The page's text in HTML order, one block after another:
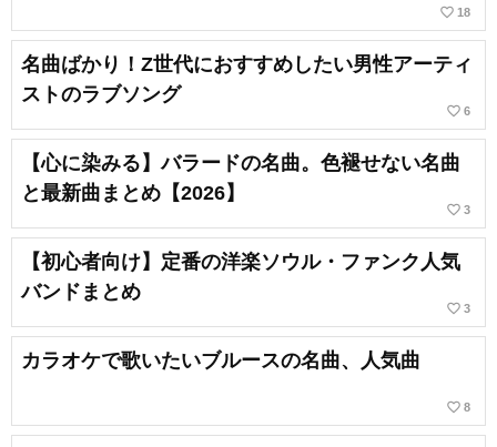
favorite_border 18
名曲ばかり！Z世代におすすめしたい男性アーティ
ストのラブソング
favorite_border 6
【心に染みる】バラードの名曲。色褪せない名曲
と最新曲まとめ【2026】
favorite_border 3
【初心者向け】定番の洋楽ソウル・ファンク人気
バンドまとめ
favorite_border 3
カラオケで歌いたいブルースの名曲、人気曲
favorite_border 8